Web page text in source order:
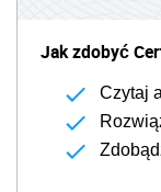
Jak zdobyć
Czytaj